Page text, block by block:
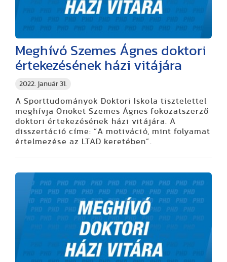
2022. január 31.
Meghívó Szemes Ágnes doktori
értekezésének házi vitájára
A Sporttudományok Doktori Iskola tisztelettel
meghívja Önöket Szemes Ágnes fokozatszerző
doktori értekezésének házi vitájára. A
disszertáció címe: “A motiváció, mint folyamat
értelmezése az LTAD keretében”.